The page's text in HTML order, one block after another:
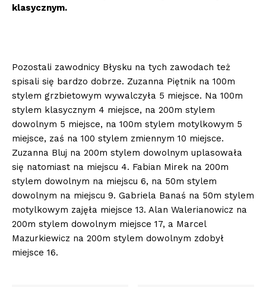
klasycznym.
Pozostali zawodnicy Błysku na tych zawodach też
spisali się bardzo dobrze. Zuzanna Piętnik na 100m
stylem grzbietowym wywalczyła 5 miejsce. Na 100m
stylem klasycznym 4 miejsce, na 200m stylem
dowolnym 5 miejsce, na 100m stylem motylkowym 5
miejsce, zaś na 100 stylem zmiennym 10 miejsce.
Zuzanna Bluj na 200m stylem dowolnym uplasowała
się natomiast na miejscu 4. Fabian Mirek na 200m
stylem dowolnym na miejscu 6, na 50m stylem
dowolnym na miejscu 9. Gabriela Banaś na 50m stylem
motylkowym zajęła miejsce 13. Alan Walerianowicz na
200m stylem dowolnym miejsce 17, a Marcel
Mazurkiewicz na 200m stylem dowolnym zdobył
miejsce 16.